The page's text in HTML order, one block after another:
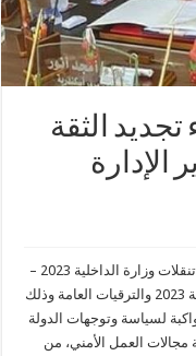
الثقة
الإدارة
اعتمد اللواء محمود توفيق وزير الداخلية، حركة تنقلات وزارة الداخلية 2023 –
2024 والتي تضمنت حركة تنقلات ضباط الشرطة 2023 والترقيات العامة وذلك
لسياسة وتوجهات الدولة
مجالات العمل الأمني، من